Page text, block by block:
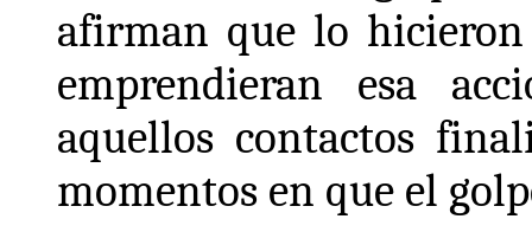
afirman que lo
emprendieran esa
aquellos contactos
momentos en que el